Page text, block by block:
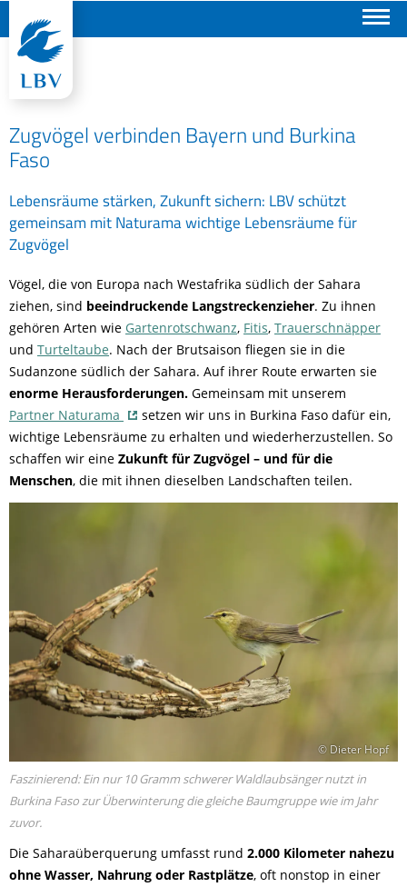
Zugvögel verbinden Bayern und Burkina
Faso
Lebensräume stärken, Zukunft sichern: LBV schützt
gemeinsam mit Naturama wichtige Lebensräume für
Zugvögel
Vögel, die von Europa nach Westafrika südlich der Sahara
ziehen, sind beeindruckende Langstreckenzieher. Zu ihnen
gehören Arten wie Gartenrotschwanz, Fitis, Trauerschnäpper
und Turteltaube. Nach der Brutsaison fliegen sie in die
Sudanzone südlich der Sahara. Auf ihrer Route erwarten sie
enorme Herausforderungen. Gemeinsam mit unserem
Partner Naturama
setzen wir uns in Burkina Faso dafür ein,
wichtige Lebensräume zu erhalten und wiederherzustellen. So
schaffen wir eine Zukunft für Zugvögel – und für die
Menschen, die mit ihnen dieselben Landschaften teilen.
© Dieter Hopf
Faszinierend: Ein nur 10 Gramm schwerer Waldlaubsänger nutzt in
Burkina Faso zur Überwinterung die gleiche Baumgruppe wie im Jahr
zuvor.
Die Saharaüberquerung umfasst rund 2.000 Kilometer nahezu
ohne Wasser, Nahrung oder Rastplätze, oft nonstop in einer